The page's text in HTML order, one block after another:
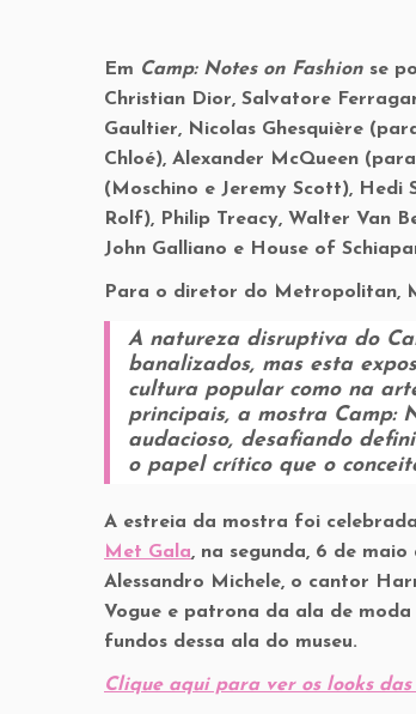
Em Camp: Notes on Fashion se
Christian Dior, Salvatore
Gaultier, Nicolas Ghesquière
Chloé), Alexander McQueen
(Moschino e Jeremy Scott),
Rolf), Philip Treacy, Walter Van
John Galliano e House of
Para o diretor do Metropolitan,
A natureza disruptiva do
banalizados, mas esta
cultura popular como na
principais, a mostra Camp:
audacioso, desafiando
o papel crítico que o
A estreia da mostra foi
Met Gala, na segunda, 6 de
Alessandro Michele, o cantor
Vogue e patrona da ala de
fundos dessa ala do museu.
Clique aqui para ver os looks